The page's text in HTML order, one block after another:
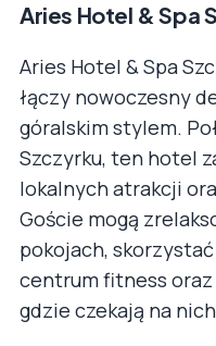
Aries Hotel & Spa
Aries Hotel & Spa
łączy nowoczesny
góralskim stylem.
Szczyrku, ten hotel
lokalnych atrakcji
Goście mogą
pokojach,
centrum fitness
gdzie czekają na